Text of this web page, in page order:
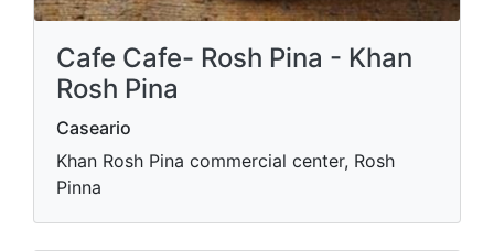
Cafe Cafe- Rosh Pina - Khan
Rosh Pina
Caseario
Khan Rosh Pina commercial center, Rosh
Pinna